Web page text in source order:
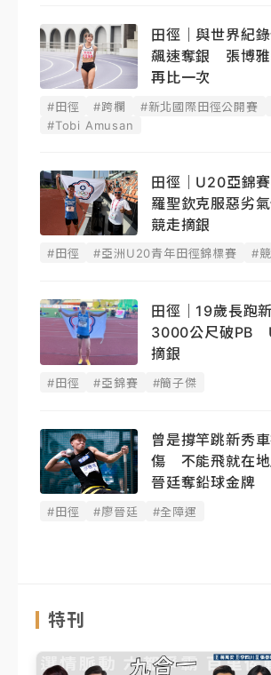
田徑｜與世界紀
飆速奪銀 張博雅
再比一次
#田徑 #跨欄 #新北國際田徑公開賽
#Tobi Amusan
田徑｜U20亞錦
羅聖欽克服惡劣
競走摘銀
#田徑 #亞洲U20青年田徑錦標賽 #
田徑｜19歲長跑
3000公尺破PB
摘銀
#田徑 #亞錦賽 #簡子傑
曾是撐竿跳新秀
傷 不能飛就在地
晉廷奪鉛球金牌
#田徑 #廖晉廷 #全障運
特刊